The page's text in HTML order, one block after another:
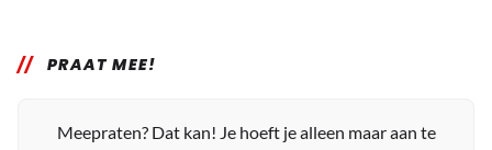
PRAAT MEE!
Meepraten? Dat kan! Je hoeft je alleen maar aan te